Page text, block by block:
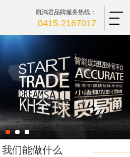
凯鸿君品牌服务热线：
0415-2167017
我们能做什么